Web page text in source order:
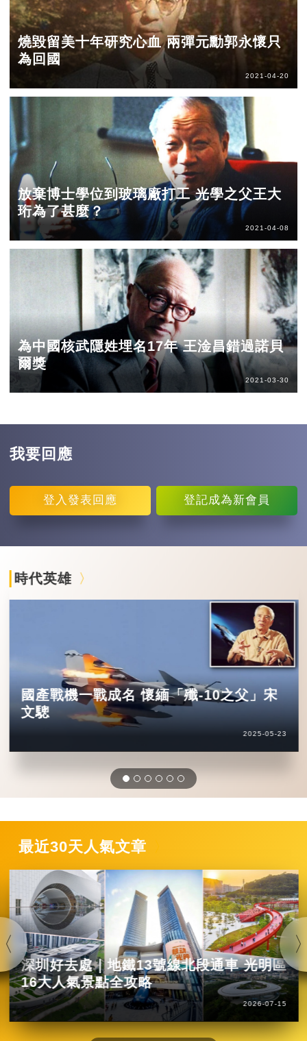
燒毀留美十年研究心血 兩彈元勳郭永懷只
為回國
2021-04-20
放棄博士學位到玻璃廠打工 光學之父王大
珩為了甚麼？
2021-04-08
為中國核武隱姓埋名17年 王淦昌錯過諾貝
爾獎
2021-03-30
我要回應
登入 發表回應 登記成為新會員
時代英雄
國產戰機一戰成名 懷緬「殲-10之父」宋
文驄
2025-05-23
最近30天人氣文章
深圳好去處｜地鐵13號線北段通車 光明區
16大人氣景點全攻略
2026-07-15